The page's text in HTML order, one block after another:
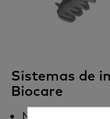
Sistemas de
Biocare